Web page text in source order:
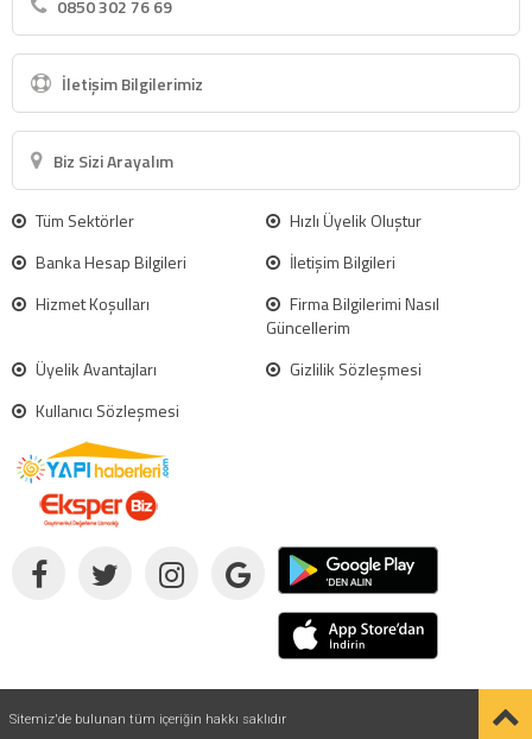
0850 302 76 69
İletişim Bilgilerimiz
Biz Sizi Arayalım
Tüm Sektörler
Hızlı Üyelik Oluştur
Banka Hesap Bilgileri
İletişim Bilgileri
Hizmet Koşulları
Firma Bilgilerimi Nasıl
Güncellerim
Üyelik Avantajları
Gizlilik Sözleşmesi
Kullanıcı Sözleşmesi
Sitemiz'de bulunan tüm içeriğin hakkı saklıdır